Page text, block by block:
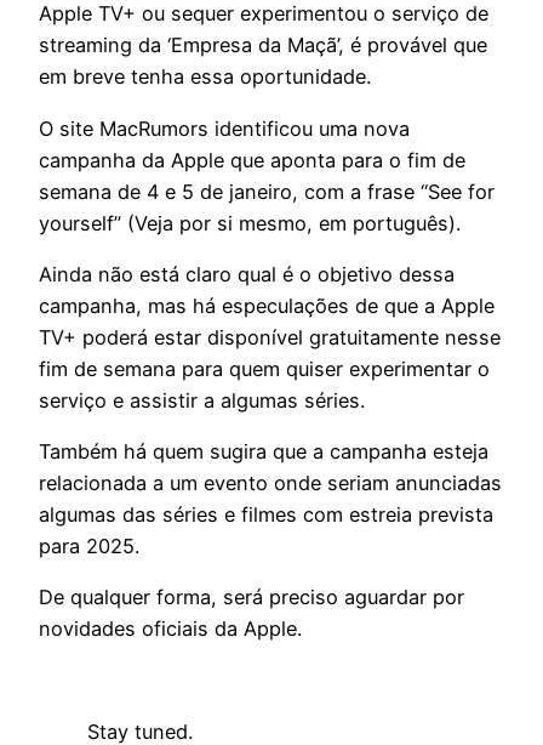
Apple TV+ ou sequer experimentou o serviço de
streaming da ‘Empresa da Maçã’, é provável que
em breve tenha essa oportunidade.
O site MacRumors identificou uma nova
campanha da Apple que aponta para o fim de
semana de 4 e 5 de janeiro, com a frase “See for
yourself” (Veja por si mesmo, em português).
Ainda não está claro qual é o objetivo dessa
campanha, mas há especulações de que a Apple
TV+ poderá estar disponível gratuitamente nesse
fim de semana para quem quiser experimentar o
serviço e assistir a algumas séries.
Também há quem sugira que a campanha esteja
relacionada a um evento onde seriam anunciadas
algumas das séries e filmes com estreia prevista
para 2025.
De qualquer forma, será preciso aguardar por
novidades oficiais da Apple.
Stay tuned.